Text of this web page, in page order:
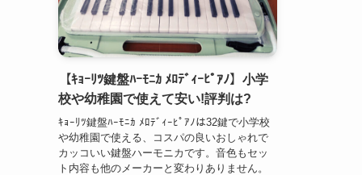
【ｷｮｰﾘﾂ鍵盤ﾊｰﾓﾆｶ ﾒﾛﾃﾞｨｰﾋﾟｱﾉ】小学
校や幼稚園で使えて安い!評判は?
ｷｮｰﾘﾂ鍵盤ﾊｰﾓﾆｶ ﾒﾛﾃﾞｨｰﾋﾟｱﾉは32鍵で小学校
や幼稚園で使える、コスパの良いおしゃれで
カッコいい鍵盤ハーモニカです。音色もセッ
ト内容も他のメーカーと変わりありません。